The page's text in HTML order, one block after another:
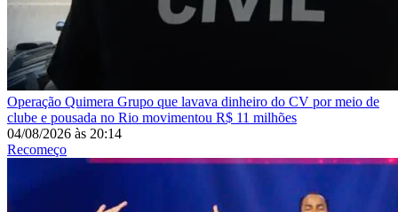
Operação Quimera Grupo que lavava dinheiro do CV por meio de
clube e pousada no Rio movimentou R$ 11 milhões
04/08/2026 às 20:14
Recomeço